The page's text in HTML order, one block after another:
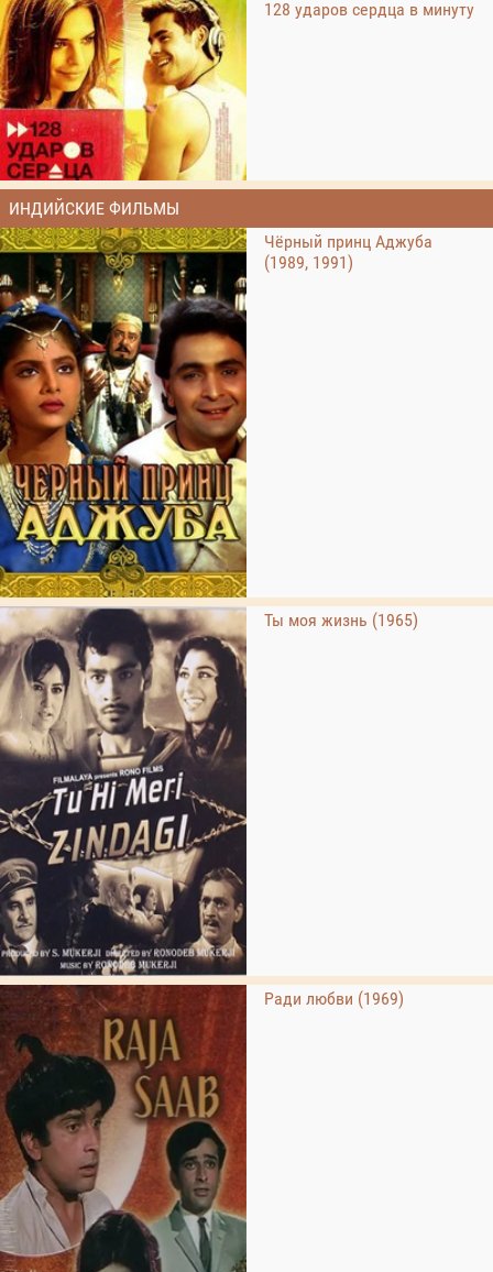
128 ударов сердца в минуту
ИНДИЙСКИЕ ФИЛЬМЫ
Чёрный принц Аджуба
(1989, 1991)
Ты моя жизнь (1965)
Ради любви (1969)